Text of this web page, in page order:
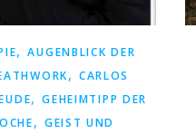
,AUGENBLICK DER
, CARLOS
,GEHEIMTIPP DER
, GEIST UND